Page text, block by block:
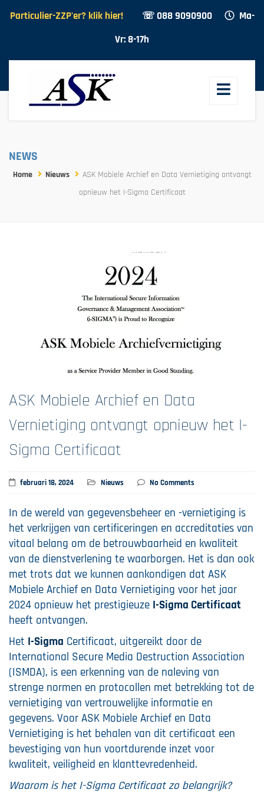
Particulier-ZZP'er? klik hier! ☏ 088 9090900
Ma-
Vr: 8-17h
NEWS
Home Nieuws
ASK Mobiele Archief en Data Vernietiging ontvangt
opnieuw het I-Sigma Certificaat
ASK Mobiele Archief en Data
Vernietiging ontvangt opnieuw het I-
Sigma Certificaat
februari 18, 2024 Nieuws No Comments
In de wereld van gegevensbeheer en -vernietiging is
het verkrijgen van certificeringen en accreditaties van
vitaal belang om de betrouwbaarheid en kwaliteit
van de dienstverlening te waarborgen. Het is dan ook
met trots dat we kunnen aankondigen dat ASK
Mobiele Archief en Data Vernietiging voor het jaar
2024 opnieuw het prestigieuze I-Sigma Certificaat
heeft ontvangen.
Het I-Sigma Certificaat, uitgereikt door de
International Secure Media Destruction Association
(ISMDA), is een erkenning van de naleving van
strenge normen en protocollen met betrekking tot de
vernietiging van vertrouwelijke informatie en
gegevens. Voor ASK Mobiele Archief en Data
Vernietiging is het behalen van dit certificaat een
bevestiging van hun voortdurende inzet voor
kwaliteit, veiligheid en klanttevredenheid.
Waarom is het I-Sigma Certificaat zo belangrijk?